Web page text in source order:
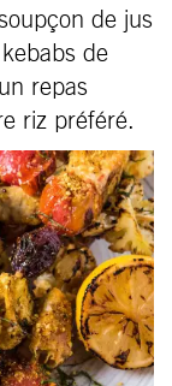
de jus
de
repas
riz préféré.